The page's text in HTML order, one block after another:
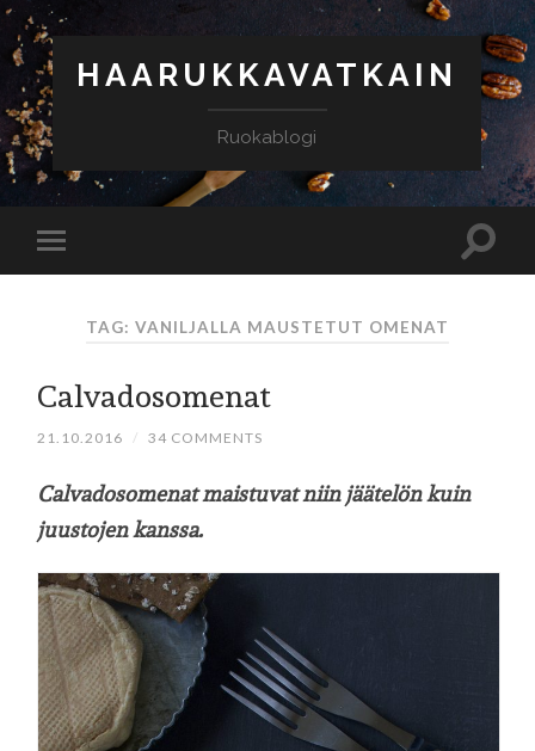
HAARUKKAVATKAIN
Ruokablogi
TAG: VANILJALLA MAUSTETUT OMENAT
Calvadosomenat
21.10.2016 / 34 COMMENTS
Calvadosomenat maistuvat niin jäätelön kuin
juustojen kanssa.